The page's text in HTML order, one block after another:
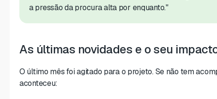
a pressão da procura alta por enquanto."
As últimas novidades e o seu
O último mês foi agitado para o projeto. Se não tem
aconteceu: